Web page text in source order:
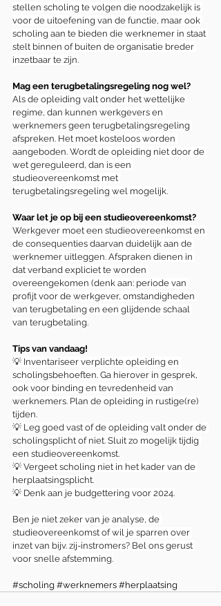
stellen scholing te volgen die noodzakelijk is
voor de uitoefening van de functie, maar ook
scholing aan te bieden die werknemer in staat
stelt binnen of buiten de organisatie breder
inzetbaar te zijn.
Mag een terugbetalingsregeling nog wel?
Als de opleiding valt onder het wettelijke
regime, dan kunnen werkgevers en
werknemers geen terugbetalingsregeling
afspreken. Het moet kosteloos worden
aangeboden. Wordt de opleiding niet door de
wet gereguleerd, dan is een
studieovereenkomst met
terugbetalingsregeling wel mogelijk.
Waar let je op bij een studieovereenkomst?
Werkgever moet een studieovereenkomst en
de consequenties daarvan duidelijk aan de
werknemer uitleggen. Afspraken dienen in
dat verband expliciet te worden
overeengekomen (denk aan: periode van
profijt voor de werkgever, omstandigheden
van terugbetaling en een glijdende schaal
van terugbetaling.
Tips van vandaag!
💡 Inventariseer verplichte opleiding en
scholingsbehoeften. Ga hierover in gesprek,
ook voor binding en tevredenheid van
werknemers. Plan de opleiding in rustige(re)
tijden.
💡 Leg goed vast of de opleiding valt onder de
scholingsplicht of niet. Sluit zo mogelijk tijdig
een studieovereenkomst.
💡 Vergeet scholing niet in het kader van de
herplaatsingsplicht.
💡 Denk aan je budgettering voor 2024.
Ben je niet zeker van je analyse, de
studieovereenkomst of wil je sparren over
inzet van bijv. zij-instromers? Bel ons gerust
voor snelle afstemming.
#scholing #werknemers #herplaatsing